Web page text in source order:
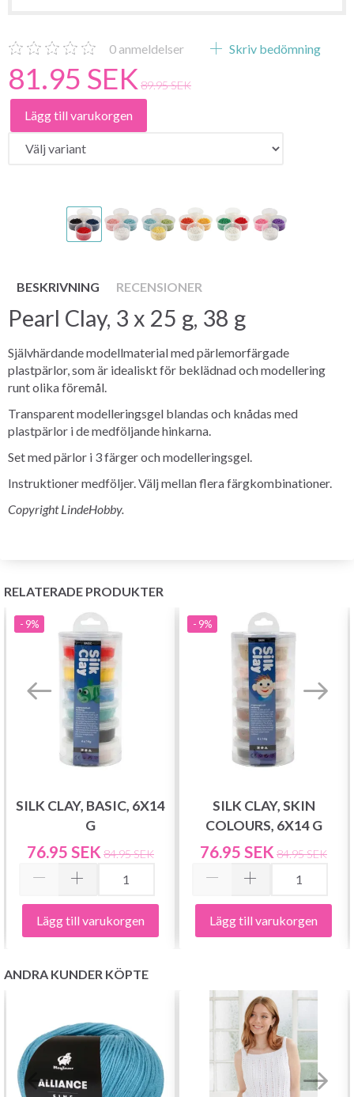
0 anmeldelser Skriv bedömning
81.95 SEK 89.95 SEK
Lägg till varukorgen
BESKRIVNING RECENSIONER
Pearl Clay, 3 x 25 g, 38 g
Självhärdande modellmaterial med pärlemorfärgade
plastpärlor, som är idealiskt för beklädnad och modellering
runt olika föremål.
Transparent modelleringsgel blandas och knådas med
plastpärlor i de medföljande hinkarna.
Set med pärlor i 3 färger och modelleringsgel.
Instruktioner medföljer. Välj mellan flera färgkombinationer.
Copyright LindeHobby.
RELATERADE PRODUKTER
- 9%
SILK CLAY, BASIC, 6X14
G
76.95 SEK 84.95 SEK
Lägg till varukorgen
- 9%
SILK CLAY, SKIN
COLOURS, 6X14 G
76.95 SEK 84.95 SEK
Lägg till varukorgen
ANDRA KUNDER KÖPTE